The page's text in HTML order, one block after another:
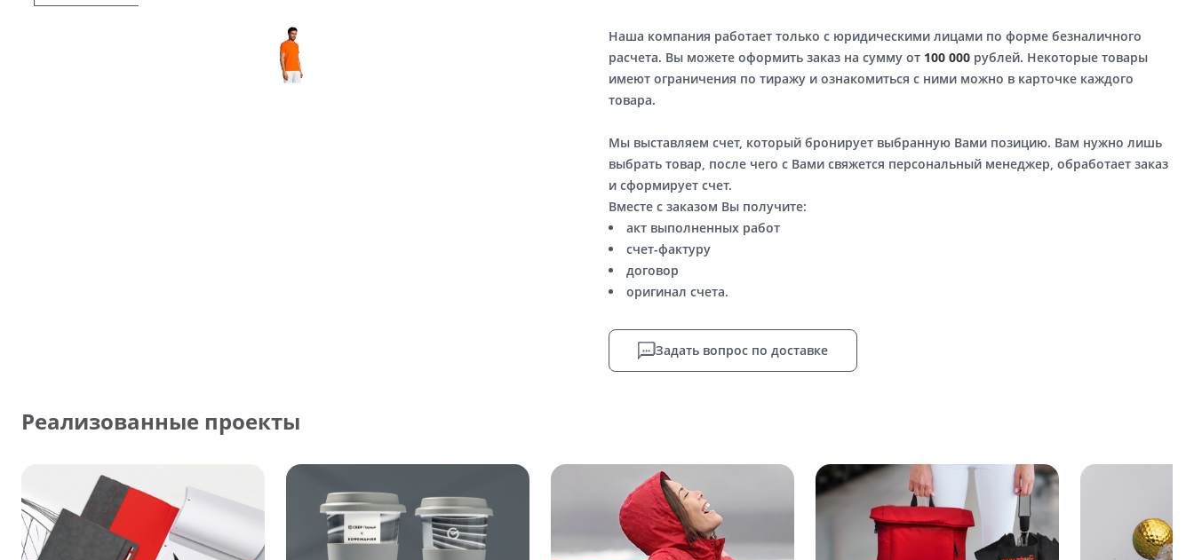
Наша компания работает только с юридическими лицами по форме безналичного
расчета. Вы можете оформить заказ на сумму от 100 000рублей. Некоторые товары
имеют ограничения по тиражу и ознакомиться с ними можно в карточке каждого
товара.
Мы выставляем счет, который бронирует выбранную Вами позицию. Вам нужно лишь
выбрать товар, после чего с Вами свяжется персональный менеджер, обработает заказ
и сформирует счет.
Вместе с заказом Вы получите:
акт выполненных работ
счет-фактуру
договор
оригинал счета.
Задать вопрос по доставке
Реализованные проекты